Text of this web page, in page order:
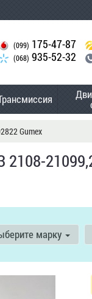
(099) 175-47-87
(068) 935-52-32
Gumex
2108-
марку